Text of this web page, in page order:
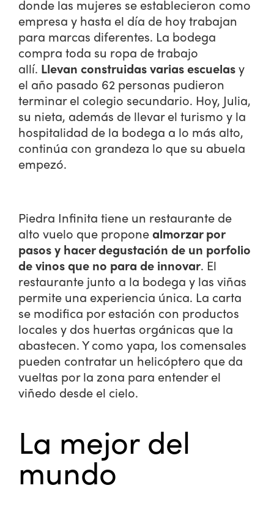
donde las mujeres se establecieron como
empresa y hasta el día de hoy trabajan
para marcas diferentes. La bodega
compra toda su ropa de trabajo
allí. Llevan construidas varias escuelasy
el año pasado 62 personas pudieron
terminar el colegio secundario. Hoy, Julia,
su nieta, además de llevar el turismo y la
hospitalidad de la bodega a lo más alto,
continúa con grandeza lo que su abuela
empezó.
Piedra Infinita tiene un restaurante de
alto vuelo que proponealmorzar por
pasos y hacer degustación de un porfolio
de vinos que no para de innovar. El
restaurante junto a la bodega y las viñas
permite una experiencia única. La carta
se modifica por estación con productos
locales y dos huertas orgánicas que la
abastecen. Y como yapa, los comensales
pueden contratar un helicóptero que da
vueltas por la zona para entender el
viñedo desde el cielo.
La mejor del
mundo